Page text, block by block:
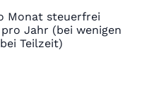
Monat steuerfrei
Jahr (bei wenigen
Teilzeit)